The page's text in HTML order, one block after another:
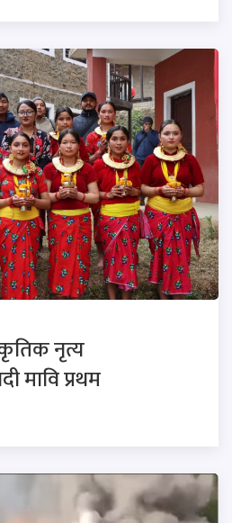
नृत्य
मावि प्रथम